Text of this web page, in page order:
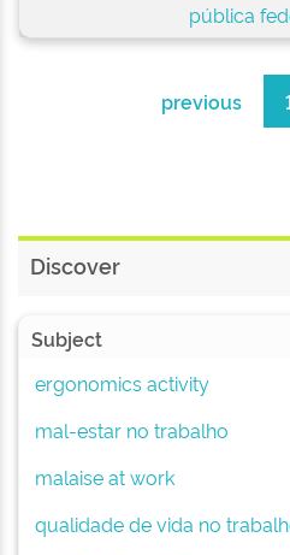
pública
previous
Discover
Subject
ergonomics activity
mal-estar no trabalho
malaise at work
qualidade de vida no